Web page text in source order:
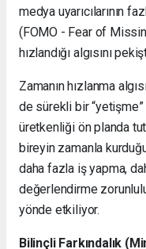
medya uyarıcılarının
(FOMO - Fear of
hızlandığı algısını
Zamanın hızlanma
de sürekli bir “yetişme”
üretkenliği ön planda
bireyin zamanla
daha fazla iş yapma,
değerlendirme
yönde etkiliyor.
Bilinçli Farkındalık